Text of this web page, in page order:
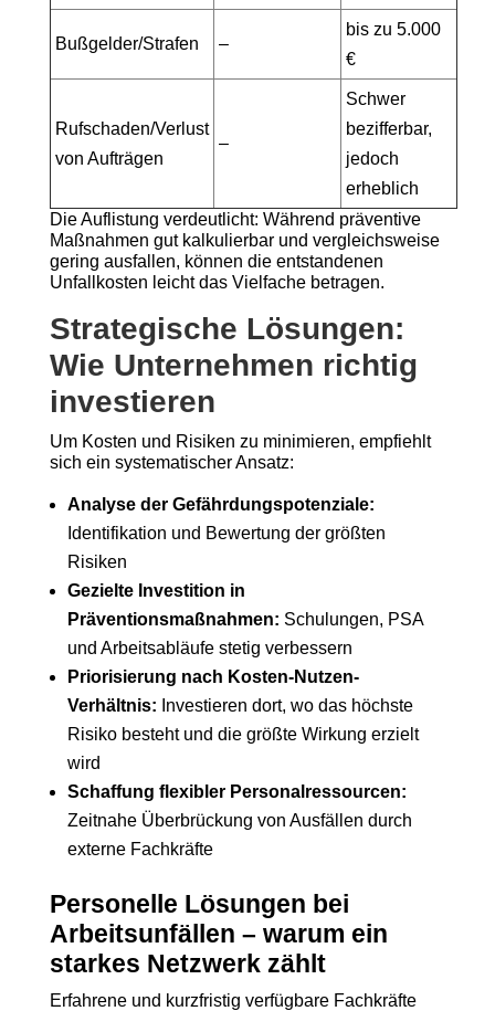
Bußgelder/Strafen –
bis zu 5.000
€
Rufschaden/Verlust
von Aufträgen
–
Schwer
bezifferbar,
jedoch
erheblich
Die Auflistung verdeutlicht: Während präventive
Maßnahmen gut kalkulierbar und vergleichsweise
gering ausfallen, können die entstandenen
Unfallkosten leicht das Vielfache betragen.
Strategische Lösungen:
Wie Unternehmen richtig
investieren
Um Kosten und Risiken zu minimieren, empfiehlt
sich ein systematischer Ansatz:
Analyse der Gefährdungspotenziale:
Identifikation und Bewertung der größten
Risiken
Gezielte Investition in
Präventionsmaßnahmen: Schulungen, PSA
und Arbeitsabläufe stetig verbessern
Priorisierung nach Kosten-Nutzen-
Verhältnis: Investieren dort, wo das höchste
Risiko besteht und die größte Wirkung erzielt
wird
Schaffung flexibler Personalressourcen:
Zeitnahe Überbrückung von Ausfällen durch
externe Fachkräfte
Personelle Lösungen bei
Arbeitsunfällen – warum ein
starkes Netzwerk zählt
Erfahrene und kurzfristig verfügbare Fachkräfte